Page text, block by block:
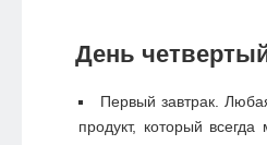
День
Первый завтрак.
продукт, который